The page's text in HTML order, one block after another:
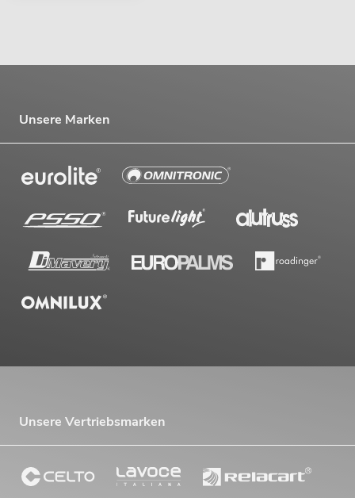
Unsere Marken
Unsere Vertriebsmarken